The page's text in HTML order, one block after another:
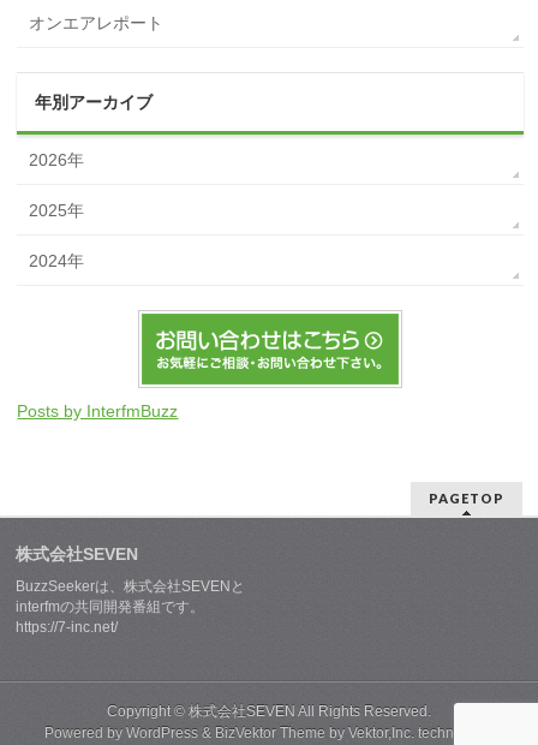
オンエアレポート
年別アーカイブ
2026年
2025年
2024年
Posts by InterfmBuzz
PAGETOP
株式会社SEVEN
BuzzSeekerは、株式会社SEVENと
interfmの共同開発番組です。
https://7-inc.net/
Copyright © 株式会社SEVEN All Rights Reserved.
Powered byWordPress & BizVektor Theme byVektor,Inc. technology.